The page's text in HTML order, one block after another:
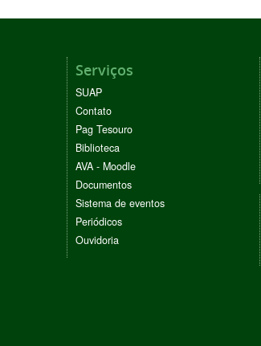
Serviços
SUAP
Contato
Pag Tesouro
Biblioteca
AVA - Moodle
Documentos
Sistema de eventos
Periódicos
Ouvidoria